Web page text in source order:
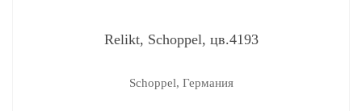
Relikt, Schoppel, цв.4193
Schoppel, Германия